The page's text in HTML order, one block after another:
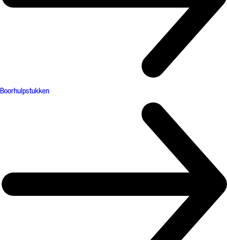
Boorhulpstukken